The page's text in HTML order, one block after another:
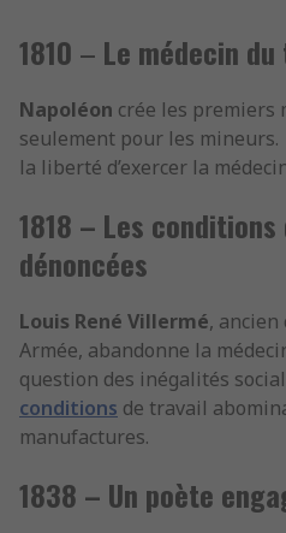
1810 – Le médecin
Napoléon crée les premiers
seulement pour les
la liberté d’exercer la
1818 – Les
dénoncées
Louis René Villermé,
Armée, abandonne la
question des inégalités
conditions de travail
manufactures.
1838 – Un poète